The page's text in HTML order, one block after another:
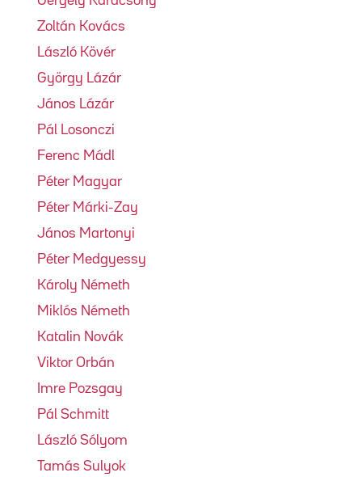
Zoltán Kovács
László Kövér
György Lázár
János Lázár
Pál Losonczi
Ferenc Mádl
Péter Magyar
Péter Márki-Zay
János Martonyi
Péter Medgyessy
Károly Németh
Miklós Németh
Katalin Novák
Viktor Orbán
Imre Pozsgay
Pál Schmitt
László Sólyom
Tamás Sulyok